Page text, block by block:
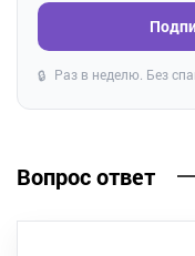
🔒 Раз в неделю. Без
Вопрос ответ